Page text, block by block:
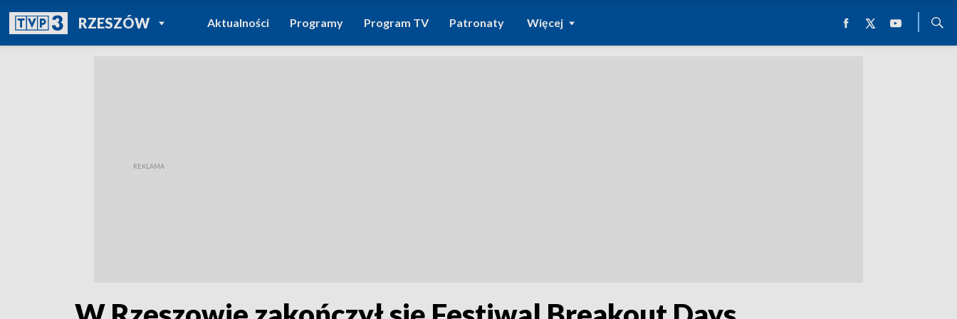
RZESZÓWPOWRÓT DO
TVP REGIONY
Aktualności Programy Program TV Patronaty Więcej